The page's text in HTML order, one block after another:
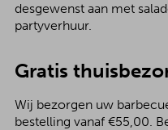
desgewenst aan met
partyverhuur.
Gratis
Wij bezorgen uw
bestelling vanaf €55,00.